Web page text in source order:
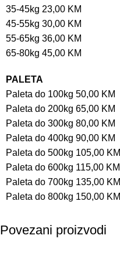
35-45kg 23,00 KM
45-55kg 30,00 KM
55-65kg 36,00 KM
65-80kg 45,00 KM
PALETA
Paleta do 100kg 50,00 KM
Paleta do 200kg 65,00 KM
Paleta do 300kg 80,00 KM
Paleta do 400kg 90,00 KM
Paleta do 500kg 105,00 KM
Paleta do 600kg 115,00 KM
Paleta do 700kg 135,00 KM
Paleta do 800kg 150,00 KM
Povezani proizvodi